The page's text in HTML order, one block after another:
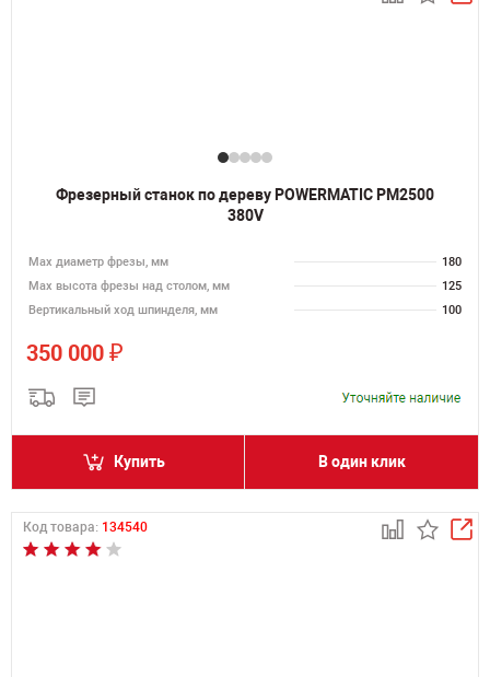
Фрезерный станок по дереву POWERMATIC PM2500
380V
Max диаметр фрезы, мм
180
Мах высота фрезы над столом, мм
125
Вертикальный ход шпинделя, мм
100
350 000 ₽
Купить В один клик
Код товара: 134540